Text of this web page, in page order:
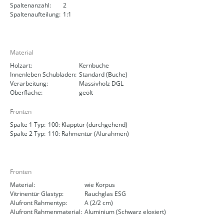
Spaltenanzahl:
2
Spaltenaufteilung: 1:1
Material
Holzart:
Kernbuche
Innenleben Schubladen: Standard (Buche)
Verarbeitung:
Massivholz DGL
Oberfläche:
geölt
Fronten
Spalte 1 Typ: 100: Klapptür (durchgehend)
Spalte 2 Typ: 110: Rahmentür (Alurahmen)
Fronten
Material:
wie Korpus
Vitrinentür Glastyp:
Rauchglas ESG
Alufront Rahmentyp:
A (2/2 cm)
Alufront Rahmenmaterial: Aluminium (Schwarz eloxiert)